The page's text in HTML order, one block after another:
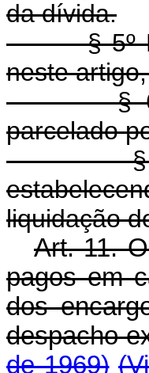
da dívida.
§ 5º
neste
§ 6º
parcelado
§ 7º O
liquidação
Art. 11.
pagos em
dos
despacho
de 1969)